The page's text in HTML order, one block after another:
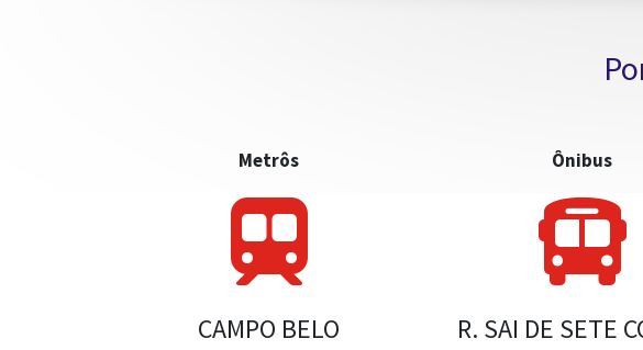
Metrôs
CAMPO BELO
Ônibus
R. SAI DE SETE